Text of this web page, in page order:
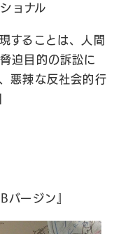
ョナル
することは、人間
迫目的の訴訟に
悪辣な反社会的行
バージン』